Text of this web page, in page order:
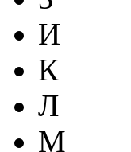
И
К
Л
М